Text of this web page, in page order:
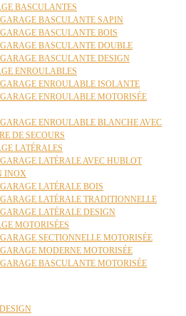
BASCULANTES
GARAGE BASCULANTE SAPIN
BASCULANTE BOIS
GARAGE BASCULANTE DOUBLE
GARAGE BASCULANTE DESIGN
ENROULABLES
GARAGE ENROULABLE ISOLANTE
ENROULABLE MOTORISÉE
GARAGE ENROULABLE BLANCHE AVEC
DE SECOURS
LATÉRALES
LATÉRALE AVEC HUBLOT
INOX
LATÉRALE BOIS
GARAGE LATÉRALE TRADITIONNELLE
LATÉRALE DESIGN
MOTORISÉES
SECTIONNELLE MOTORISÉE
MODERNE MOTORISÉE
GARAGE BASCULANTE MOTORISÉE